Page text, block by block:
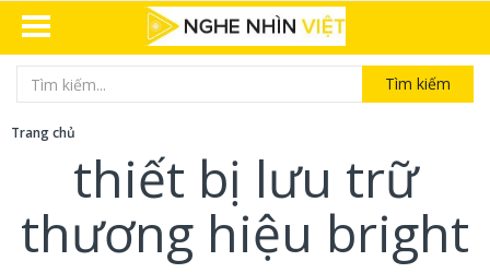
Tìm kiếm
Trang chủ
thiết bị lưu trữ
thương hiệu bright